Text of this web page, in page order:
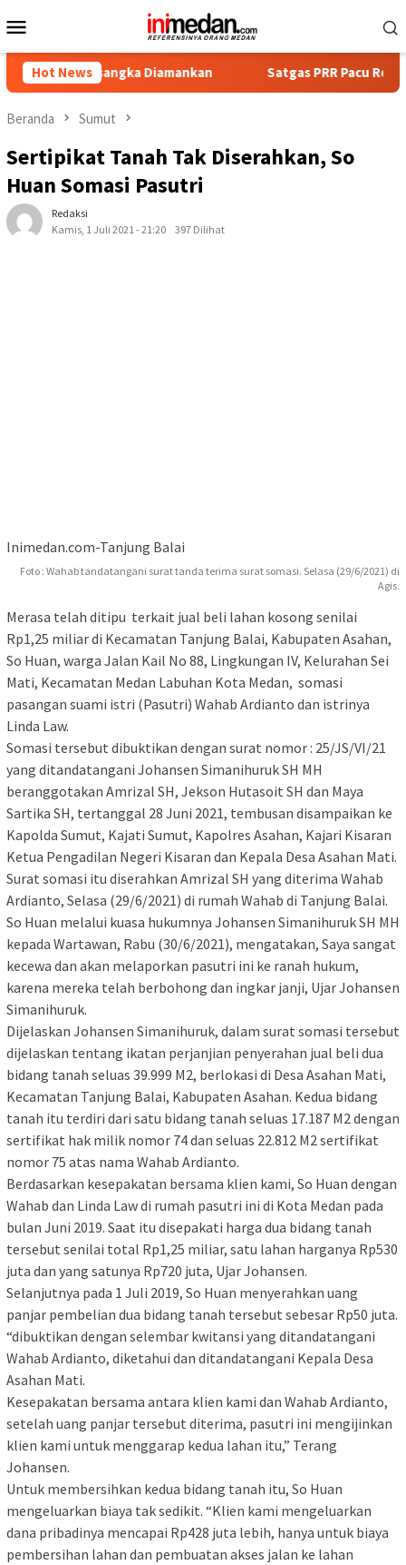
ke
Mobile
Hot NewsDiamankan Satgas PRR Pacu Realisasi
Beranda Sumut
Sertipikat Tanah Tak Diserahkan, So
Huan Somasi Pasutri
Redaksi
Kamis, 1 Juli 2021 - 21:20
397 Dilihat
Inimedan.com-Tanjung Balai
Foto : Wahab tandatangani surat tanda terima surat somasi. Selasa (29/6/2021) di
Agis.
Merasa telah ditipu terkait jual beli lahan kosong senilai
Rp1,25 miliar di Kecamatan Tanjung Balai, Kabupaten Asahan,
So Huan, warga Jalan Kail No 88, Lingkungan IV, Kelurahan Sei
Mati, Kecamatan Medan Labuhan Kota Medan, somasi
pasangan suami istri (Pasutri) Wahab Ardianto dan istrinya
Linda Law.
Somasi tersebut dibuktikan dengan surat nomor : 25/JS/VI/21
yang ditandatangani Johansen Simanihuruk SH MH
beranggotakan Amrizal SH, Jekson Hutasoit SH dan Maya
Sartika SH, tertanggal 28 Juni 2021, tembusan disampaikan ke
Kapolda Sumut, Kajati Sumut, Kapolres Asahan, Kajari Kisaran
Ketua Pengadilan Negeri Kisaran dan Kepala Desa Asahan Mati.
Surat somasi itu diserahkan Amrizal SH yang diterima Wahab
Ardianto, Selasa (29/6/2021) di rumah Wahab di Tanjung Balai.
So Huan melalui kuasa hukumnya Johansen Simanihuruk SH MH
kepada Wartawan, Rabu (30/6/2021), mengatakan, Saya sangat
kecewa dan akan melaporkan pasutri ini ke ranah hukum,
karena mereka telah berbohong dan ingkar janji, Ujar Johansen
Simanihuruk.
Dijelaskan Johansen Simanihuruk, dalam surat somasi tersebut
dijelaskan tentang ikatan perjanjian penyerahan jual beli dua
bidang tanah seluas 39.999 M2, berlokasi di Desa Asahan Mati,
Kecamatan Tanjung Balai, Kabupaten Asahan. Kedua bidang
tanah itu terdiri dari satu bidang tanah seluas 17.187 M2 dengan
sertifikat hak milik nomor 74 dan seluas 22.812 M2 sertifikat
nomor 75 atas nama Wahab Ardianto.
Berdasarkan kesepakatan bersama klien kami, So Huan dengan
Wahab dan Linda Law di rumah pasutri ini di Kota Medan pada
bulan Juni 2019. Saat itu disepakati harga dua bidang tanah
tersebut senilai total Rp1,25 miliar, satu lahan harganya Rp530
juta dan yang satunya Rp720 juta, Ujar Johansen.
Selanjutnya pada 1 Juli 2019, So Huan menyerahkan uang
panjar pembelian dua bidang tanah tersebut sebesar Rp50 juta.
“dibuktikan dengan selembar kwitansi yang ditandatangani
Wahab Ardianto, diketahui dan ditandatangani Kepala Desa
Asahan Mati.
Kesepakatan bersama antara klien kami dan Wahab Ardianto,
setelah uang panjar tersebut diterima, pasutri ini mengijinkan
klien kami untuk menggarap kedua lahan itu,” Terang
Johansen.
Untuk membersihkan kedua bidang tanah itu, So Huan
mengeluarkan biaya tak sedikit. “Klien kami mengeluarkan
dana pribadinya mencapai Rp428 juta lebih, hanya untuk biaya
pembersihan lahan dan pembuatan akses jalan ke lahan